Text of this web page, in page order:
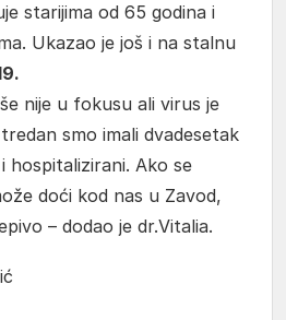
starijima od 65 godina i
Ukazao je još i na stalnu
nije u fokusu ali virus je
smo imali dvadesetak
hospitalizirani. Ako se
doći kod nas u Zavod,
– dodao je dr.Vitalia.